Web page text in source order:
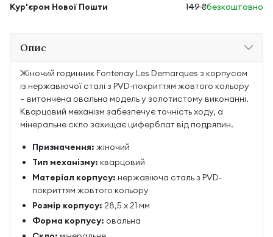
Кур'єром Нової Пошти
149 ₴безкоштовно
Опис
Жіночий годинник Fontenay Les Demarques з корпусом
із нержавіючої сталі з PVD-покриттям жовтого кольору
— витончена овальна модель у золотистому виконанні.
Кварцовий механізм забезпечує точність ходу, а
мінеральне скло захищає циферблат від подряпин.
Призначення: жіночий
Тип механізму: кварцовий
Матеріал корпусу: нержавіюча сталь з PVD-
покриттям жовтого кольору
Розмір корпусу: 28,5 х 21 мм
Форма корпусу: овальна